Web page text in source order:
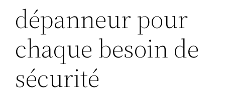
dépanneur pour
chaque besoin de
sécurité